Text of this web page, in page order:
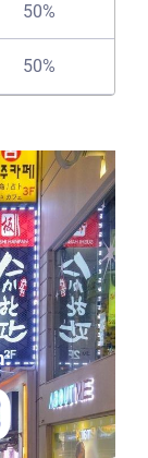
50%
50%